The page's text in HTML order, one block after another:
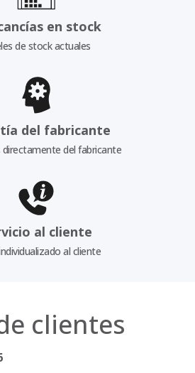
en stock
de stock actuales
del fabricante
directamente del fabricante
al cliente
al cliente
clientes